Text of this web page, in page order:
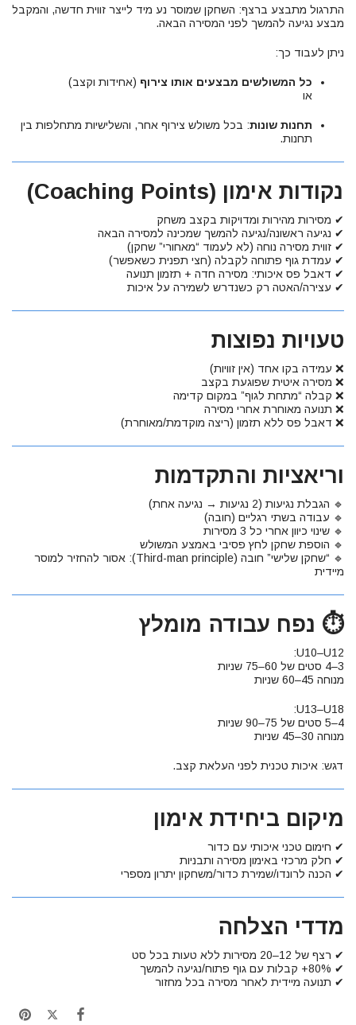
התרגול מתבצע ברצף: השחקן שמוסר נע מיד לייצר זווית חדשה, והמקבל
מבצע נגיעה להמשך לפני המסירה הבאה.
ניתן לעבוד כך:
כל המשולשים מבצעים אותו צירוף (אחידות וקצב)
או
תחנות שונות: בכל משולש צירוף אחר, והשלישיות מתחלפות בין
תחנות.
נקודות אימון (Coaching Points)
✔ מסירות מהירות ומדויקות בקצב משחק
✔ נגיעה ראשונה/נגיעה להמשך שמכינה למסירה הבאה
✔ זווית מסירה נוחה (לא לעמוד “מאחורי” שחקן)
✔ עמדת גוף פתוחה לקבלה (חצי תפנית כשאפשר)
✔ דאבל פס איכותי: מסירה חדה + תזמון תנועה
✔ עצירה/האטה רק כשנדרש לשמירה על איכות
טעויות נפוצות
❌ עמידה בקו אחד (אין זוויות)
❌ מסירה איטית שפוגעת בקצב
❌ קבלה “מתחת לגוף” במקום קדימה
❌ תנועה מאוחרת אחרי מסירה
❌ דאבל פס ללא תזמון (ריצה מוקדמת/מאוחרת)
וריאציות והתקדמות
🔹 הגבלת נגיעות (2 נגיעות → נגיעה אחת)
🔹 עבודה בשתי רגליים (חובה)
🔹 שינוי כיוון אחרי כל 3 מסירות
🔹 הוספת שחקן לחץ פסיבי באמצע המשולש
🔹 “שחקן שלישי” חובה (Third-man principle): אסור להחזיר למוסר
מיידית
⏱ נפח עבודה מומלץ
U10–U12:
3–4 סטים של 60–75 שניות
מנוחה 45–60 שניות
U13–U18:
4–5 סטים של 75–90 שניות
מנוחה 30–45 שניות
דגש: איכות טכנית לפני העלאת קצב.
מיקום ביחידת אימון
✔ חימום טכני איכותי עם כדור
✔ חלק מרכזי באימון מסירה ותבניות
✔ הכנה לרונדו/שמירת כדור/משחקון יתרון מספרי
מדדי הצלחה
✔ רצף של 12–20 מסירות ללא טעות בכל סט
✔ 80%+ קבלות עם גוף פתוח/נגיעה להמשך
✔ תנועה מיידית לאחר מסירה בכל מחזור